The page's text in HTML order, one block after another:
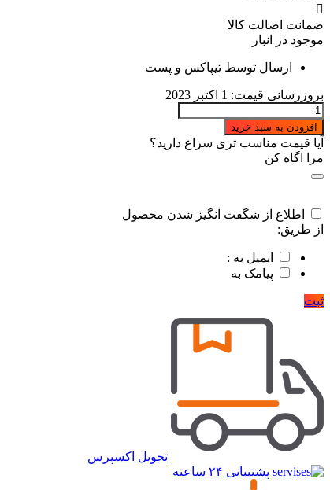
ضمانت اصالت کالا
موجود در انبار
ارسال توسط تیپاکس و پست
بروزرسانی قیمت: 1 اکتبر 2023
وادار
انتها
آزاد
دیوار
سه
افزودن به سبد خرید
آیا قیمت مناسب تری سراغ دارید؟
مرا اگاه کن
اطلاع از شگفت انگیز شدن محصول
از طریق:
ایمیل به :
پیامک به
ثبت
تحویل اکسپرس
پشتیبانی ۲۴ ساعته